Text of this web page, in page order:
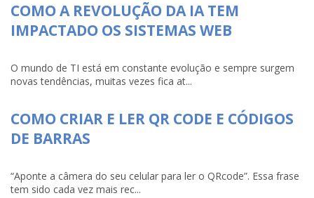
COMO A REVOLUÇÃO DA IA TEM
IMPACTADO OS SISTEMAS WEB
O mundo de TI está em constante evolução e sempre surgem
novas tendências, muitas vezes fica at...
COMO CRIAR E LER QR CODE E CÓDIGOS
DE BARRAS
“Aponte a câmera do seu celular para ler o QRcode”. Essa frase
tem sido cada vez mais rec...